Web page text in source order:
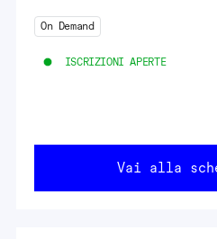
On Demand
ISCRIZIONI APERTE
Vai alla